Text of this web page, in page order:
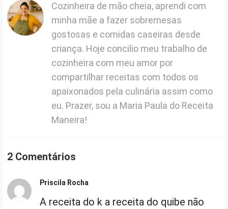
Cozinheira de mão cheia, aprendi com
minha mãe a fazer sobremesas
gostosas e comidas caseiras desde
criança. Hoje concilio meu trabalho de
cozinheira com meu amor por
compartilhar receitas com todos os
apaixonados pela culinária assim como
eu. Prazer, sou a Maria Paula do Receita
Maneira!
2 Comentários
Priscila Rocha
A receita do k a receita do quibe não